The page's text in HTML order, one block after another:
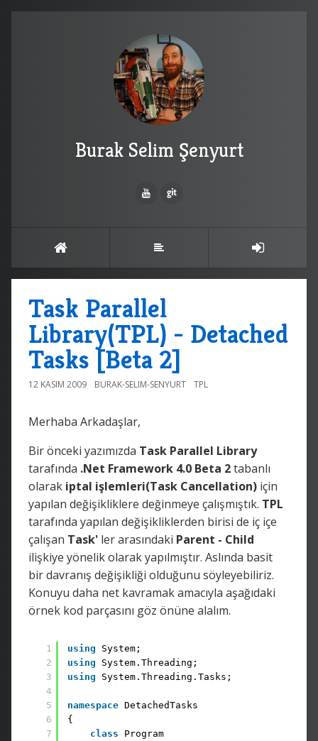
Burak Selim Şenyurt
Task Parallel
Library(TPL) - Detached
Tasks [Beta 2]
12 KASIM 2009 BURAK-SELIM-SENYURT TPL
Merhaba Arkadaşlar,
Bir önceki yazımızda Task Parallel Library
tarafında .Net Framework 4.0 Beta 2tabanlı
olarak iptal işlemleri(Task Cancellation) için
yapılan değişikliklere değinmeye çalışmıştık. TPL
tarafında yapılan değişikliklerden birisi de iç içe
çalışan Task' ler arasındaki Parent - Child
ilişkiye yönelik olarak yapılmıştır. Aslında basit
bir davranış değişikliği olduğunu söyleyebiliriz.
Konuyu daha net kavramak amacıyla aşağıdaki
örnek kod parçasını göz önüne alalım.
1
2
3
4
5
6
7
using
System;
using
System.Threading;
using
System.Threading.Tasks;
namespace DetachedTasks
{
class
Program